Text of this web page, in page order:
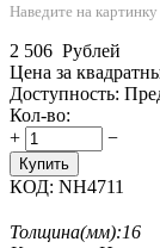
Наведите на
2 506 Рублей
Цена за
Доступность:
Кол-во:
+
−
Купить
КОД: NH4711
Толщина(мм):16